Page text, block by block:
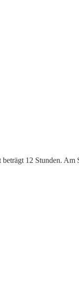
12 Stunden. Am